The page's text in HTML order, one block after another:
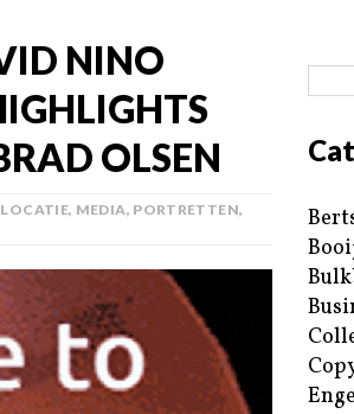
NINO
OLSEN
LOCATIE, MEDIA, PORTRETTEN,